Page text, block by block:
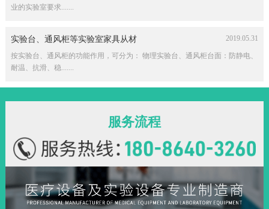
业的实验室要求.......
实验台、通风柜等实验室家具从材 2019.05.31
按实验台、通风柜的功能作用，可分为： 物理实验台、通风柜台面：防静电、
耐温、抗滑、稳.......
服务流程